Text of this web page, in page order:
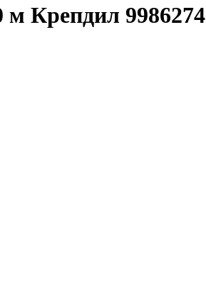
Крепдил 9986274